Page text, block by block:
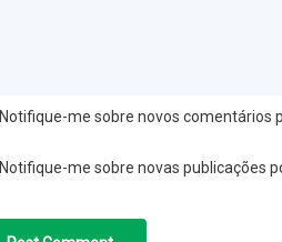
Notifique-me sobre novos comentários
Notifique-me sobre novas publicações